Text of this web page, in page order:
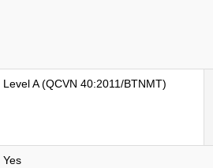
Level A (QCVN 40:2011/BTNMT)
Yes